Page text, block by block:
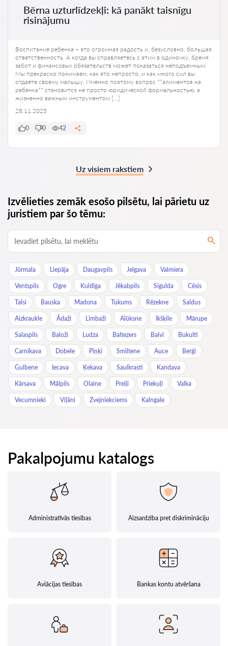
Bērna uzturlīdzekļi: kā panākt taisnīgu
risinājumu
Воспитание ребенка – это огромная радость и, безусловно, большая
ответственность. А когда вы справляетесь с этим в одиночку, бремя
забот и финансовых обязательств может показаться неподъемным.
Мы прекрасно понимаем, как это непросто, и как много сил вы
отдаете своему малышу. Именно поэтому вопрос **алиментов на
ребенка** становится не просто юридической формальностью, а
жизненно важным инструментом […]
28.11.2025
0 0 42
Uz visiem rakstiem
Izvēlieties zemāk esošo pilsētu, lai pārietu uz
juristiem par šo tēmu:
Jūrmala Liepāja Daugavpils Jelgava Valmiera
Ventspils Ogre Kuldīga Jēkabpils Sigulda Cēsis
Talsi Bauska Madona Tukums Rēzekne Saldus
Aizkraukle Ādaži Limbaži Alūksne Ikšķile Mārupe
Salaspils Baloži Ludza Baltezers Balvi Bukulti
Carnikava Dobele Piņķi Smiltene Auce Berģi
Gulbene Iecava Ķekava Saulkrasti Kandava
Kārsava Mālpils Olaine Preiļi Priekuļi Valka
Vecumnieki Viļāni Zvejniekciems Kalngale
Pakalpojumu katalogs
Administratīvās tiesības Aizsardzība pret diskrimināciju
Aviācijas tiesības Bankas kontu atvēršana